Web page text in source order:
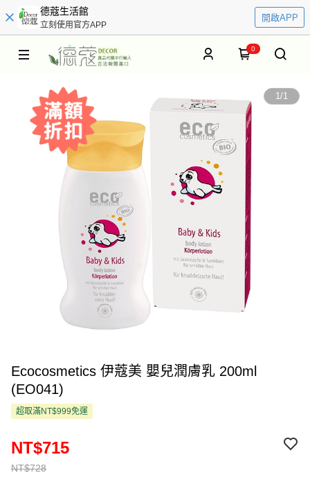
德蔻生活館
立刻使用官方APP
開啟APP
0
1/1
Ecocosmetics 伊蔻美 嬰兒潤膚乳 200ml
(EO041)
超取滿NT$999免運
NT$728
NT$715